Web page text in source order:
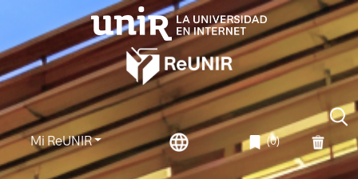
Mi ReUNIR (0)